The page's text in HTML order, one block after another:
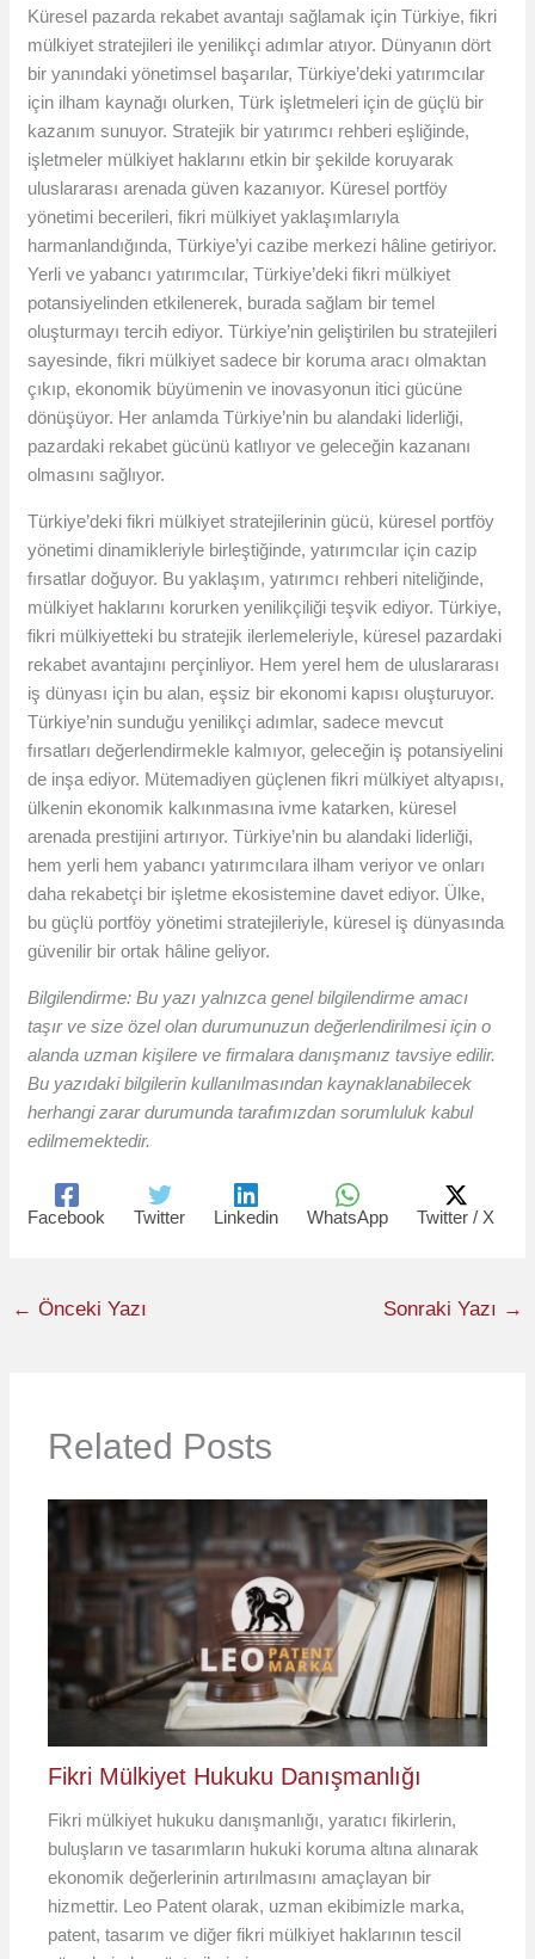
Küresel pazarda rekabet avantajı sağlamak için Türkiye, fikri
mülkiyet stratejileri ile yenilikçi adımlar atıyor. Dünyanın dört
bir yanındaki yönetimsel başarılar, Türkiye’deki yatırımcılar
için ilham kaynağı olurken, Türk işletmeleri için de güçlü bir
kazanım sunuyor. Stratejik bir yatırımcı rehberi eşliğinde,
işletmeler mülkiyet haklarını etkin bir şekilde koruyarak
uluslararası arenada güven kazanıyor. Küresel portföy
yönetimi becerileri, fikri mülkiyet yaklaşımlarıyla
harmanlandığında, Türkiye’yi cazibe merkezi hâline getiriyor.
Yerli ve yabancı yatırımcılar, Türkiye’deki fikri mülkiyet
potansiyelinden etkilenerek, burada sağlam bir temel
oluşturmayı tercih ediyor. Türkiye’nin geliştirilen bu stratejileri
sayesinde, fikri mülkiyet sadece bir koruma aracı olmaktan
çıkıp, ekonomik büyümenin ve inovasyonun itici gücüne
dönüşüyor. Her anlamda Türkiye’nin bu alandaki liderliği,
pazardaki rekabet gücünü katlıyor ve geleceğin kazananı
olmasını sağlıyor.
Türkiye’deki fikri mülkiyet stratejilerinin gücü, küresel portföy
yönetimi dinamikleriyle birleştiğinde, yatırımcılar için cazip
fırsatlar doğuyor. Bu yaklaşım, yatırımcı rehberi niteliğinde,
mülkiyet haklarını korurken yenilikçiliği teşvik ediyor. Türkiye,
fikri mülkiyetteki bu stratejik ilerlemeleriyle, küresel pazardaki
rekabet avantajını perçinliyor. Hem yerel hem de uluslararası
iş dünyası için bu alan, eşsiz bir ekonomi kapısı oluşturuyor.
Türkiye’nin sunduğu yenilikçi adımlar, sadece mevcut
fırsatları değerlendirmekle kalmıyor, geleceğin iş potansiyelini
de inşa ediyor. Mütemadiyen güçlenen fikri mülkiyet altyapısı,
ülkenin ekonomik kalkınmasına ivme katarken, küresel
arenada prestijini artırıyor. Türkiye’nin bu alandaki liderliği,
hem yerli hem yabancı yatırımcılara ilham veriyor ve onları
daha rekabetçi bir işletme ekosistemine davet ediyor. Ülke,
bu güçlü portföy yönetimi stratejileriyle, küresel iş dünyasında
güvenilir bir ortak hâline geliyor.
Bilgilendirme: Bu yazı yalnızca genel bilgilendirme amacı
taşır ve size özel olan durumunuzun değerlendirilmesi için o
alanda uzman kişilere ve firmalara danışmanız tavsiye edilir.
Bu yazıdaki bilgilerin kullanılmasından kaynaklanabilecek
herhangi zarar durumunda tarafımızdan sorumluluk kabul
edilmemektedir.
Facebook Twitter Linkedin WhatsApp Twitter / X
← Önceki Yazı Sonraki Yazı →
Related Posts
Fikri Mülkiyet Hukuku Danışmanlığı
Fikri mülkiyet hukuku danışmanlığı, yaratıcı fikirlerin,
buluşların ve tasarımların hukuki koruma altına alınarak
ekonomik değerlerinin artırılmasını amaçlayan bir
hizmettir. Leo Patent olarak, uzman ekibimizle marka,
patent, tasarım ve diğer fikri mülkiyet haklarının tescil